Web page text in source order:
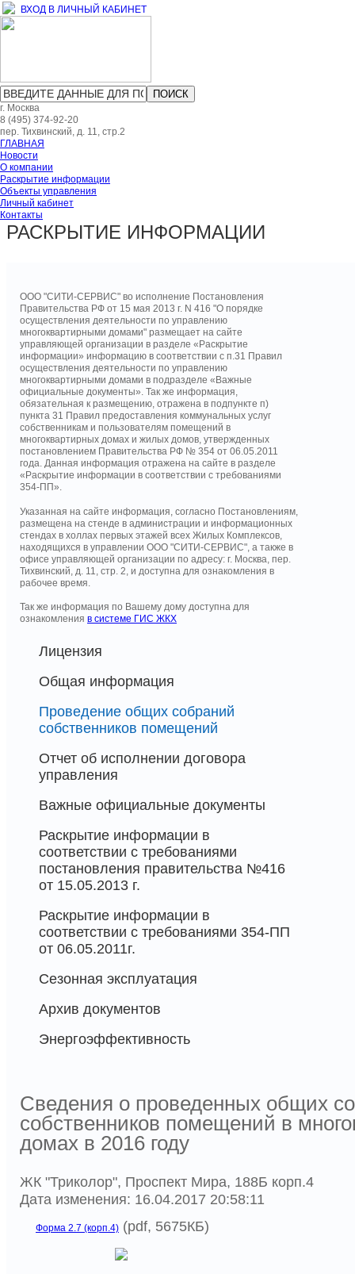
ВХОД В ЛИЧНЫЙ КАБИНЕТ
ПОИСК
г. Москва
8 (495) 374-92-20
пер. Тихвинский, д. 11, стр.2
ГЛАВНАЯ
Новости
О компании
Раскрытие информации
Объекты управления
Личный кабинет
Контакты
РАСКРЫТИЕ ИНФОРМАЦИИ
ООО "СИТИ-СЕРВИС" во исполнение Постановления
Правительства РФ от 15 мая 2013 г. N 416 "О порядке
осуществления деятельности по управлению
многоквартирными домами" размещает на сайте
управляющей организации в разделе «Раскрытие
информации» информацию в соответствии с п.31 Правил
осуществления деятельности по управлению
многоквартирными домами в подразделе «Важные
официальные документы». Так же информация,
обязательная к размещению, отражена в подпункте п)
пункта 31 Правил предоставления коммунальных услуг
собственникам и пользователям помещений в
многоквартирных домах и жилых домов, утвержденных
постановлением Правительства РФ № 354 от 06.05.2011
года. Данная информация отражена на сайте в разделе
«Раскрытие информации в соответствии с требованиями
354-ПП».
Указанная на сайте информация, согласно Постановлениям,
размещена на стенде в администрации и информационных
стендах в холлах первых этажей всех Жилых Комплексов,
находящихся в управлении ООО "СИТИ-СЕРВИС", а также в
офисе управляющей организации по адресу: г. Москва, пер.
Тихвинский, д. 11, стр. 2, и доступна для ознакомления в
рабочее время.
Так же информация по Вашему дому доступна для
ознакомления в системе ГИС ЖКХ
Лицензия
Общая информация
Проведение общих собраний
собственников помещений
Отчет об исполнении договора
управления
Важные официальные документы
Раскрытие информации в
соответствии с требованиями
постановления правительства №416
от 15.05.2013 г.
Раскрытие информации в
соответствии с требованиями 354-ПП
от 06.05.2011г.
Сезонная эксплуатация
Архив документов
Энергоэффективность
Сведения о проведенных общих
собственников помещений в
домах в 2016 году
ЖК "Триколор", Проспект Мира, 188Б корп.4
Дата изменения: 16.04.2017 20:58:11
Форма 2.7 (корп.4) (pdf, 5675КБ)